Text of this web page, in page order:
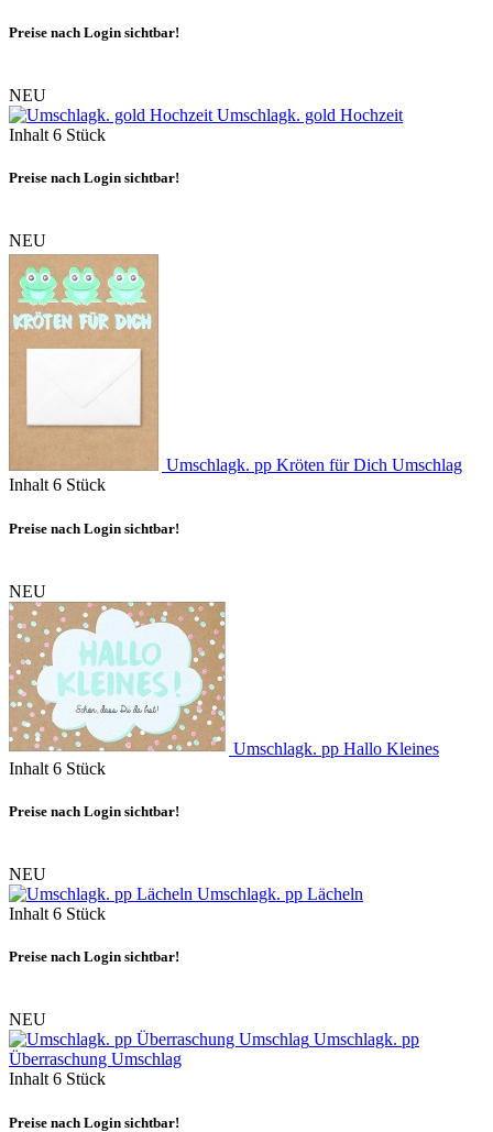
Preise nach Login sichtbar!
NEU
Umschlagk. gold Hochzeit
Inhalt 6 Stück
Preise nach Login sichtbar!
NEU
Umschlagk. pp Kröten für Dich Umschlag
Inhalt6 Stück
Preise nach Login sichtbar!
NEU
Umschlagk. pp Hallo Kleines
Inhalt 6 Stück
Preise nach Login sichtbar!
NEU
Umschlagk. pp Lächeln
Inhalt 6 Stück
Preise nach Login sichtbar!
NEU
Umschlagk. pp
Überraschung Umschlag
Inhalt6 Stück
Preise nach Login sichtbar!